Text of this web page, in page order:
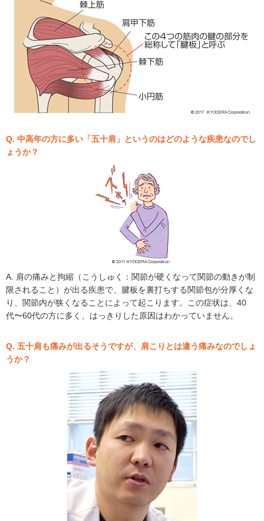
Q. 中高年の方に多い「五十肩」というのはどのような疾患なのでし
ょうか？
A. 肩の痛みと拘縮（こうしゅく：関節が硬くなって関節の動きが制
限されること）が出る疾患で、腱板を裏打ちする関節包が分厚くな
り、関節内が狭くなることによって起こります。この症状は、40
代〜60代の方に多く、はっきりした原因はわかっていません。
Q. 五十肩も痛みが出るそうですが、肩こりとは違う痛みなのでしょ
うか？